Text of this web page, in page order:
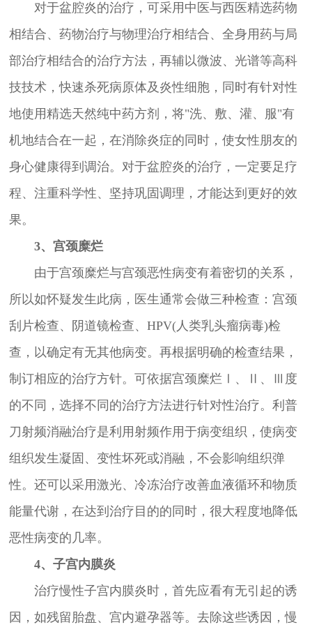
对于盆腔炎的治疗，可采用中医与西医精选药物
相结合、药物治疗与物理治疗相结合、全身用药与局
部治疗相结合的治疗方法，再辅以微波、光谱等高科
技技术，快速杀死病原体及炎性细胞，同时有针对性
地使用精选天然纯中药方剂，将"洗、敷、灌、服"有
机地结合在一起，在消除炎症的同时，使女性朋友的
身心健康得到调治。对于盆腔炎的治疗，一定要足疗
程、注重科学性、坚持巩固调理，才能达到更好的效
果。
3、宫颈糜烂
由于宫颈糜烂与宫颈恶性病变有着密切的关系，
所以如怀疑发生此病，医生通常会做三种检查：宫颈
刮片检查、阴道镜检查、HPV(人类乳头瘤病毒)检
查，以确定有无其他病变。再根据明确的检查结果，
制订相应的治疗方针。可依据宫颈糜烂Ⅰ、Ⅱ、Ⅲ度
的不同，选择不同的治疗方法进行针对性治疗。利普
刀射频消融治疗是利用射频作用于病变组织，使病变
组织发生凝固、变性坏死或消融，不会影响组织弹
性。还可以采用激光、冷冻治疗改善血液循环和物质
能量代谢，在达到治疗目的的同时，很大程度地降低
恶性病变的几率。
4、子宫内膜炎
治疗慢性子宫内膜炎时，首先应看有无引起的诱
因，如残留胎盘、宫内避孕器等。去除这些诱因，慢